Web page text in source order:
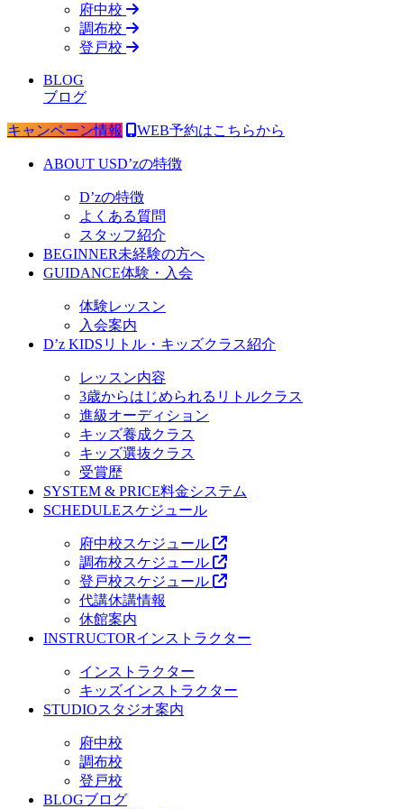
府中校
調布校
登戸校
BLOG
ブログ
キャンペーン情報 WEB予約はこちらから
ABOUT USD’zの特徴
D’zの特徴
よくある質問
スタッフ紹介
BEGINNER未経験の方へ
GUIDANCE体験・入会
体験レッスン
入会案内
D’z KIDS リトル・キッズクラス紹介
レッスン内容
3歳からはじめられるリトルクラス
進級オーディション
キッズ養成クラス
キッズ選抜クラス
受賞歴
SYSTEM & PRICE料金システム
SCHEDULEスケジュール
府中校スケジュール
調布校スケジュール
登戸校スケジュール
代講休講情報
休館案内
INSTRUCTORインストラクター
インストラクター
キッズインストラクター
STUDIOスタジオ案内
府中校
調布校
登戸校
BLOGブログ